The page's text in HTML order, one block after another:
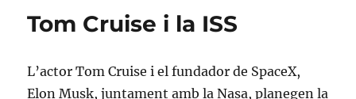
Tom Cruise i la ISS
L’actor Tom Cruise i el fundador de SpaceX,
Elon Musk, juntament amb la Nasa, planegen la